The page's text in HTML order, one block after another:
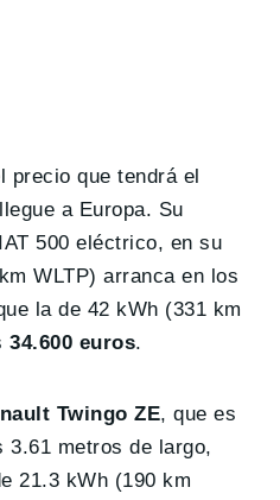
precio que tendrá el
a Europa. Su
500 eléctrico, en su
WLTP) arranca en los
la de 42 kWh (331 km
34.600 euros.
Twingo ZE, que es
3.61 metros de largo,
21.3 kWh (190 km